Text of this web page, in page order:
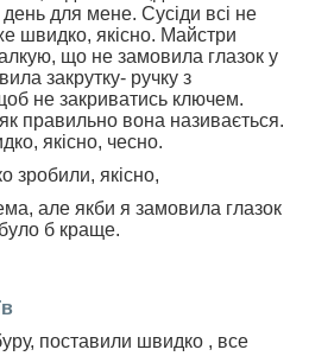
для мене. Сусіди всі не
швидко, якісно. Майстри
що не замовила глазок у
закрутку- ручку з
не закриватись ключем.
правильно вона називається.
якісно, чесно.
зробили, якісно,
але якби я замовила глазок
б краще.
поставили швидко , все